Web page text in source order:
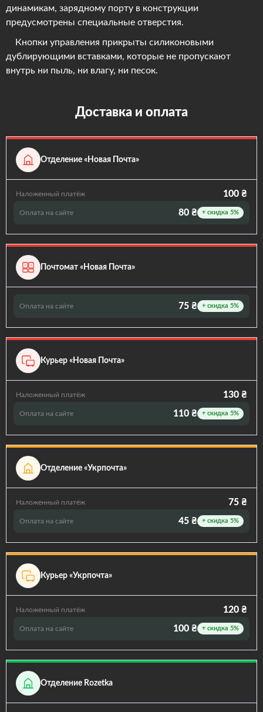
динамикам, зарядному порту в конструкции
предусмотрены специальные отверстия.
Кнопки управления прикрыты силиконовыми
дублирующими вставками, которые не пропускают
внутрь ни пыль, ни влагу, ни песок.
Доставка и оплата
Отделение «Новая Почта»
Наложенный платёж 100 ₴
Оплата на сайте 80 ₴ + скидка 5%
Почтомат «Новая Почта»
Оплата на сайте 75 ₴ + скидка 5%
Курьер «Новая Почта»
Наложенный платёж 130 ₴
Оплата на сайте 110 ₴ + скидка 5%
Отделение «Укрпочта»
Наложенный платёж 75 ₴
Оплата на сайте 45 ₴ + скидка 5%
Курьер «Укрпочта»
Наложенный платёж 120 ₴
Оплата на сайте 100 ₴ + скидка 5%
Отделение Rozetka